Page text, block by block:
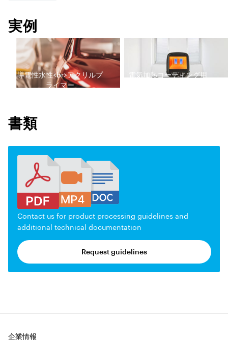
実例
導電性水性<br>アクリルプ
ライマー
電気加熱コーティング用
書類
Contact us for product processing guidelines and
additional technical documentation
Request guidelines
企業情報